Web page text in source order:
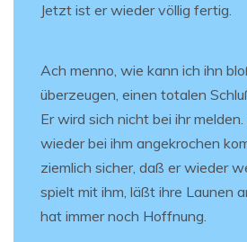
Jetzt ist er wieder völlig fertig.
Ach menno, wie kann ich ihn
überzeugen, einen totalen
Er wird sich nicht bei ihr
wieder bei ihm angekrochen
ziemlich sicher, daß er wieder
spielt mit ihm, läßt ihre Launen
hat immer noch Hoffnung.